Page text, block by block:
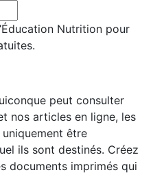
Nutrition pour
peut consulter
nos articles en ligne, les
être
ils sont destinés. Créez
documents imprimés qui